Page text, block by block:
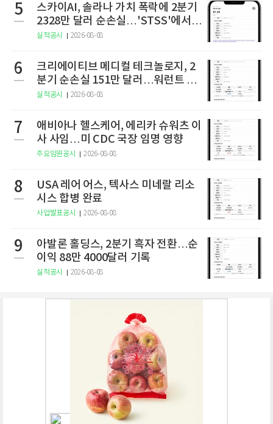
5
스카이AI, 솔라나 가치 폭락에 2분기
2328만 달러 순손실…'STSS'에서
사명·티커 변경 완료
실적공시 2026-08-08
6
크리에이티브 메디컬 테크놀로지, 2
분기 순손실 151만 달러…워런트 행
사로 446만 달러 조달
실적공시 2026-08-08
7
애비아나 헬스케어, 에리카 슈워츠 이
사 사임…미 CDC 국장 임명 영향
주요임원공시 2026-08-08
8
USA 레어 어스, 텍사스 미네랄 리소
시스 합병 완료
사업발표공시 2026-08-08
9
아발론 홀딩스, 2분기 흑자 전환…순
이익 88만 4000달러 기록
실적공시 2026-08-08